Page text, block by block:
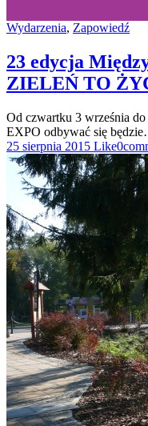
Wydarzenia, Zapowiedź
23 edycja
ZIELEŃ TO
Od czwartku 3 września
EXPO odbywać się
25 sierpnia 2015 Like0